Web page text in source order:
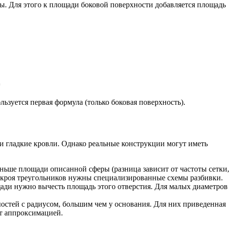
Для этого к площади боковой поверхности добавляется площадь
+ h^2) + \pi \cdot r^2 = \pi \cdot (2r^2 + h^2)
первая формула (только боковая поверхность).
кровли. Однако реальные конструкции могут иметь
площади описанной сферы (разница зависит от частоты сетки,
треугольников нужны специализированные схемы разбивки.
нужно вычесть площадь этого отверстия. Для малых диаметров
с радиусом, большим чем у основания. Для них приведенная
аппроксимацией.